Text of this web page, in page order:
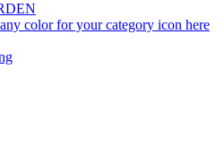
color for your category icon here